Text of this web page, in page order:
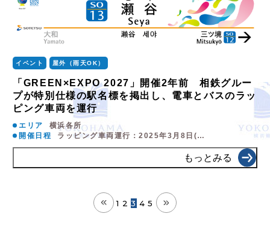
イベント 屋外（雨天OK）
「GREEN×EXPO 2027」開催2年前 相鉄グルー
プが特別仕様の駅名標を掲出し、電車とバスのラッ
ピング車両を運行
エリア
横浜各所
開催日程
ラッピング車両運行：2025年3月8日(…
もっとみる
1 2 3 4 5